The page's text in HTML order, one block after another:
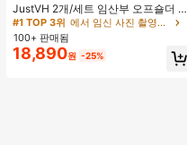
JustVH 2개/세트 임산부 오프숄더 러
플 헴 크롭 탑과 플로잉 맥시 스커트
세트, 사진 촬영과 비치웨어에 적합한
봄 화이트 가을
#1 TOP 3위
에서 임신 사진 촬영용 의상
100+ 판매됨
18,890원 -25%